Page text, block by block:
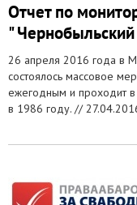
Отчет по
"
26 апреля 2016 года в
состоялось массовое
ежегодным и проходит
в 1986 году. //